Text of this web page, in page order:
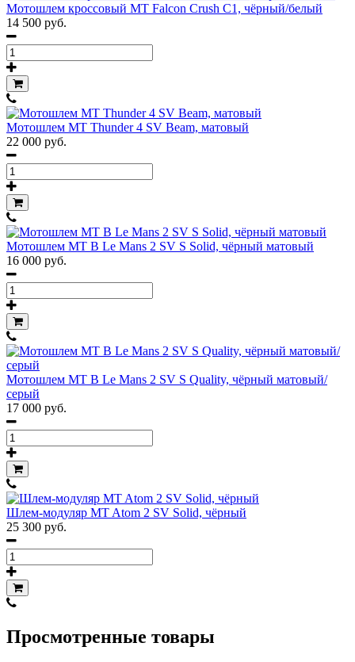
Мотошлем кроссовый MT Falcon Crush C1, чёрный/белый
14 500 руб.
Мотошлем MT Thunder 4 SV Beam, матовый
22 000 руб.
Мотошлем MT B Le Mans 2 SV S Solid, чёрный матовый
16 000 руб.
Мотошлем MT B Le Mans 2 SV S Quality, чёрный матовый/
серый
17 000 руб.
Шлем-модуляр MT Atom 2 SV Solid, чёрный
25 300 руб.
Просмотренные товары